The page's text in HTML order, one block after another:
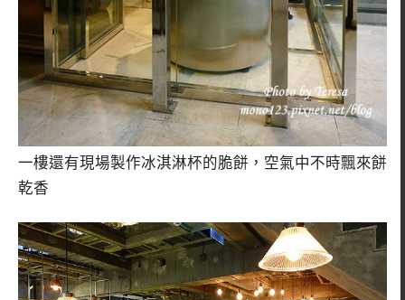
一樓還有現場製作冰淇淋杯的脆餅，空氣中不時飄來餅
乾香